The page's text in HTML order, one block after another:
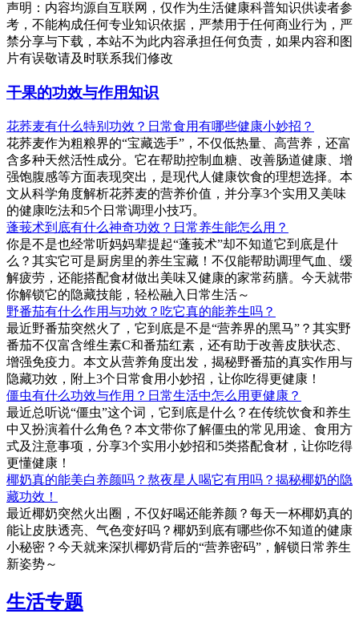
声明：内容均源自互联网，仅作为生活健康科普知识供读者参
考，不能构成任何专业知识依据，严禁用于任何商业行为，严
禁分享与下载，本站不为此内容承担任何负责，如果内容和图
片有误敬请及时联系我们修改
干果的功效与作用知识
花荞麦有什么特别功效？日常食用有哪些健康小妙招？
花荞麦作为粗粮界的“宝藏选手”，不仅低热量、高营养，还富
含多种天然活性成分。它在帮助控制血糖、改善肠道健康、增
强饱腹感等方面表现突出，是现代人健康饮食的理想选择。本
文从科学角度解析花荞麦的营养价值，并分享3个实用又美味
的健康吃法和5个日常调理小技巧。
蓬莪术到底有什么神奇功效？日常养生能怎么用？
你是不是也经常听妈妈辈提起“蓬莪术”却不知道它到底是什
么？其实它可是厨房里的养生宝藏！不仅能帮助调理气血、缓
解疲劳，还能搭配食材做出美味又健康的家常药膳。今天就带
你解锁它的隐藏技能，轻松融入日常生活～
野番茄有什么作用与功效？吃它真的能养生吗？
最近野番茄突然火了，它到底是不是“营养界的黑马”？其实野
番茄不仅富含维生素C和番茄红素，还有助于改善皮肤状态、
增强免疫力。本文从营养角度出发，揭秘野番茄的真实作用与
隐藏功效，附上3个日常食用小妙招，让你吃得更健康！
僵虫有什么功效与作用？日常生活中怎么用更健康？
最近总听说“僵虫”这个词，它到底是什么？在传统饮食和养生
中又扮演着什么角色？本文带你了解僵虫的常见用途、食用方
式及注意事项，分享3个实用小妙招和5类搭配食材，让你吃得
更懂健康！
椰奶真的能美白养颜吗？熬夜星人喝它有用吗？揭秘椰奶的隐
藏功效！
最近椰奶突然火出圈，不仅好喝还能养颜？每天一杯椰奶真的
能让皮肤透亮、气色变好吗？椰奶到底有哪些你不知道的健康
小秘密？今天就来深扒椰奶背后的“营养密码”，解锁日常养生
新姿势～
生活专题